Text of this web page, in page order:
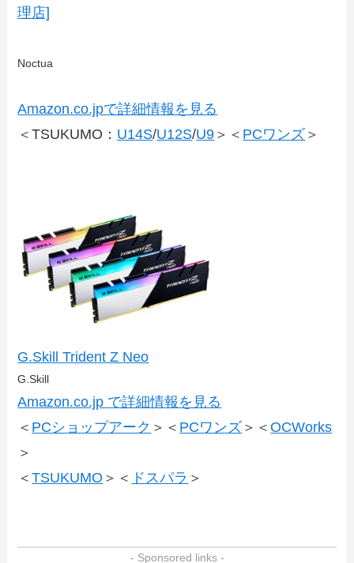
理店]
Noctua
Amazon.co.jpで詳細情報を見る
＜TSUKUMO： U14S/U12S/U9 ＞＜ PCワンズ ＞
G.Skill Trident Z Neo
G.Skill
Amazon.co.jp で詳細情報を見る
＜ PCショップアーク ＞＜ PCワンズ ＞＜OCWorks
＞
＜TSUKUMO ＞＜ ドスパラ ＞
- Sponsored links -